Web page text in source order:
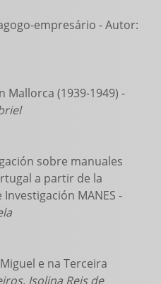
empresário - Autor:
Mallorca (1939-1949) -
sobre manuales
a partir de la
MANES -
e na Terceira
Isolina Reis de